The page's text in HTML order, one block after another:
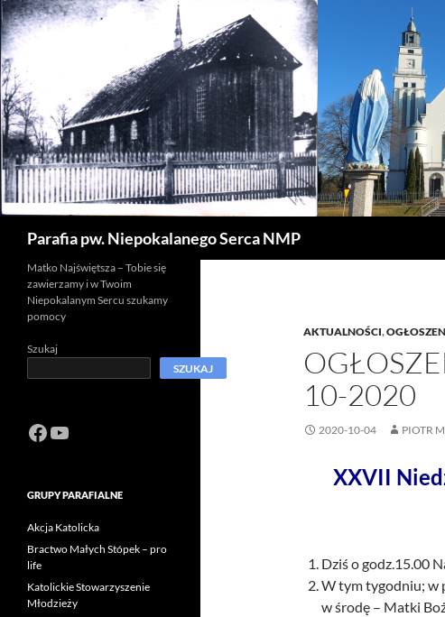
Parafia pw. Niepokalanego Serca NMP
AKTUALNOŚCI,
10-2020
2020-10-04 PIOTR
XXVII
Dziś o godz.15.00
W tym tygodniu; w
w środę – Matki
Matko Najświętsza – Tobie się
zawierzamy i w Twoim
Niepokalanym Sercu szukamy
pomocy
Szukaj
SZUKAJ
Facebook
https://www.youtube.com/channel/
GRUPY PARAFIALNE
Akcja Katolicka
Bractwo Małych Stópek – pro
life
Katolickie Stowarzyszenie
Młodzieży